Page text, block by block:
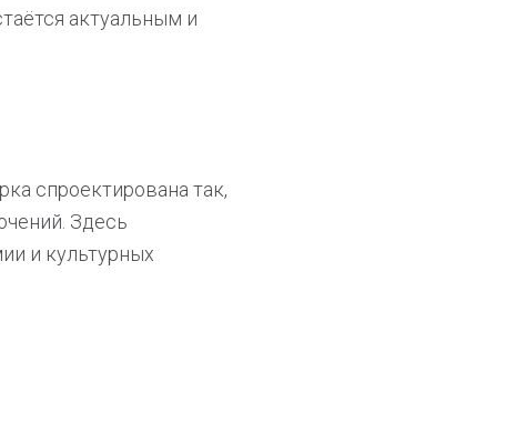
актуальным и
спроектирована так,
Здесь
и культурных